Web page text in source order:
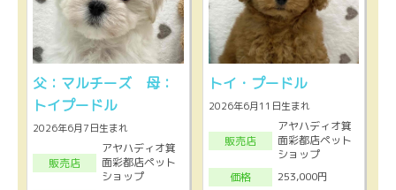
父：マルチーズ 母：
トイプードル
2026年6月7日生まれ
販売店
アヤハディオ箕
面彩都店ペット
ショップ
トイ・プードル
2026年6月11日生まれ
販売店
アヤハディオ箕
面彩都店ペット
ショップ
価格
253,000円